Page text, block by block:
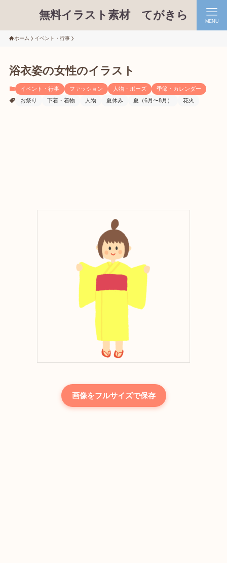
無料イラスト素材 てがきら MENU
ホーム イベント・行事
浴衣姿の女性のイラスト
イベント・行事 ファッション 人物・ポーズ
季節・カレンダー
お祭り
下着・着物 人物 夏休み 夏（6月〜8月） 花火
画像をフルサイズで保存